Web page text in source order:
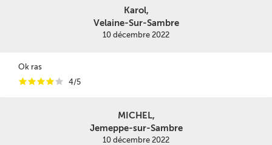
Karol,
Velaine-Sur-Sambre
10 décembre 2022
Ok ras
iiiii 4/5
MICHEL,
Jemeppe-sur-Sambre
10 décembre 2022